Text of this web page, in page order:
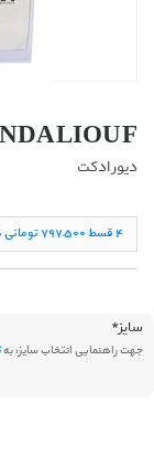
دیور ادکت
۴ قسط ۷۹۷,۵۰۰ تومانی با اسنپ‌پی
سایز*
جهت راهنمایی انتخاب سایز، به